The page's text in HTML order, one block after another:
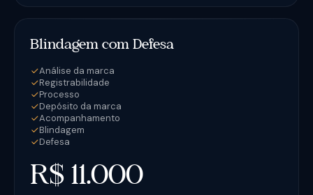
Blindagem com Defesa
Análise da marca
Registrabilidade
Processo
Depósito da marca
Acompanhamento
Blindagem
Defesa
R$ 11.000